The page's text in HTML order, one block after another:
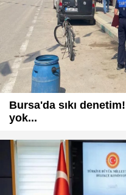
Bursa'da sıkı
yok...